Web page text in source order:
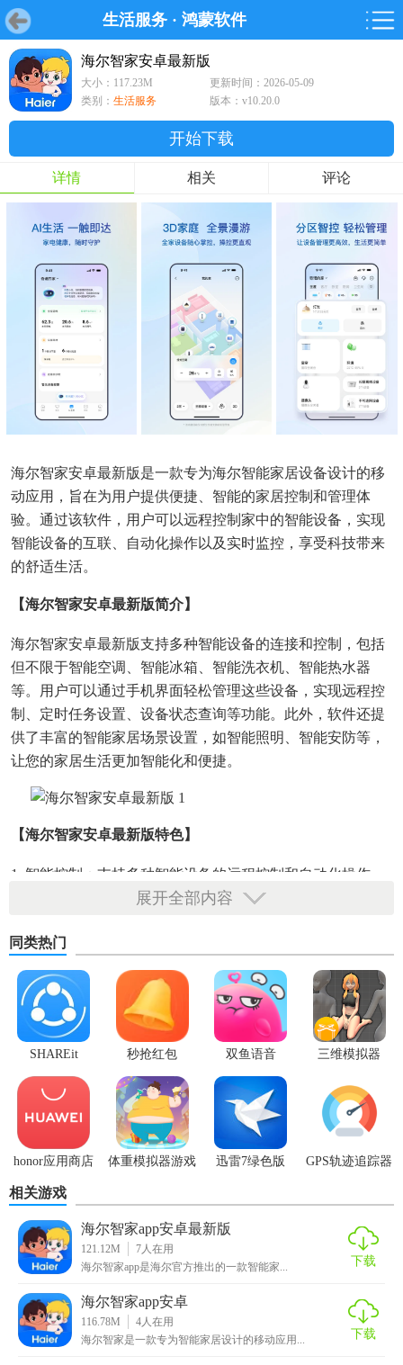
生活服务 · 鸿蒙软件
首页 游戏 软件
首页 游戏 软件 鸿蒙
游戏
鸿蒙
软件
专题
海尔智家安卓最新版
大小：117.23M
更新时间：2026-05-09
类别： 生活服务 版本：v10.20.0
开始下载
详情 相关 评论
海尔智家安卓最新版是一款专为海尔智能家居设备设计的移
动应用，旨在为用户提供便捷、智能的家居控制和管理体
验。通过该软件，用户可以远程控制家中的智能设备，实现
智能设备的互联、自动化操作以及实时监控，享受科技带来
的舒适生活。
【海尔智家安卓最新版简介】
海尔智家安卓最新版支持多种智能设备的连接和控制，包括
但不限于智能空调、智能冰箱、智能洗衣机、智能热水器
等。用户可以通过手机界面轻松管理这些设备，实现远程控
制、定时任务设置、设备状态查询等功能。此外，软件还提
供了丰富的智能家居场景设置，如智能照明、智能安防等，
让您的家居生活更加智能化和便捷。
【海尔智家安卓最新版特色】
1. 智能控制：支持多种智能设备的远程控制和自动化操作，
2. 实时监控：实时查看设备状态，了解设备运行情况，及时
发现问题并处理。
3. 场景设置：提供丰富的智能家居场景设置选项，如智能照
明、智能安防等，满足个性化需求。
4. 智能提醒：根据用户设置，提供设备维护提醒、故障报警
等智能提醒功能。
5. 语音控制：支持语音控制功能，通过语音指令即可实现设
备控制，提升使用体验。
理。
2. 安全稳定：采用先进的加密技术，保障用户数据安全，确
保设备稳定运行。
3. 易用性强：简洁明了的用户界面设计，操作简便易懂。
展开全部内容
同类热门
SHAREit
秒抢红包
app2.7.3
双鱼语音
三维模拟器
honor应用商店 体重模拟器游戏 迅雷7绿色版 GPS轨迹追踪器
相关游戏
海尔智家app安卓最新版
121.12M 7人在用
海尔智家app是海尔官方推出的一款智能家...
下载
海尔智家app安卓
116.78M 4人在用
海尔智家是一款专为智能家居设计的移动应用...
下载